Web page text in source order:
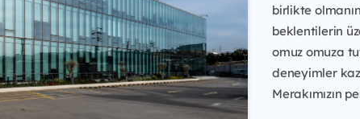
birlikte
beklentilerin
omuz omuza
deneyimler
Merakımızın